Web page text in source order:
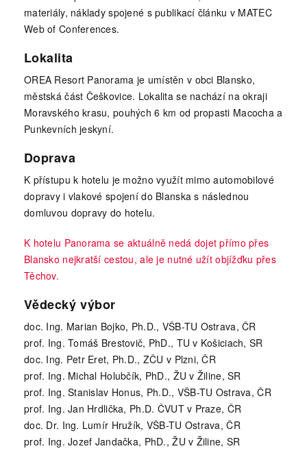
materiály, náklady spojené s publikací článku v MATEC
Web of Conferences.
Lokalita
OREA Resort Panorama je umístěn v obci Blansko,
městská část Češkovice. Lokalita se nachází na okraji
Moravského krasu, pouhých 6 km od propasti Macocha a
Punkevních jeskyní.
Doprava
K přístupu k hotelu je možno využít mimo automobilové
dopravy i vlakové spojení do Blanska s následnou
domluvou dopravy do hotelu.
K hotelu Panorama se aktuálně nedá dojet přímo přes
Blansko nejkratší cestou, ale je nutné užít objížďku přes
Těchov.
Vědecký výbor
doc. Ing. Marian Bojko, Ph.D., VŠB-TU Ostrava, ČR
prof. Ing. Tomáš Brestovič, PhD., TU v Košiciach, SR
doc. Ing. Petr Eret, Ph.D., ZČU v Plzni, ČR
prof. Ing. Michal Holubčík, PhD., ŽU v Žiline, SR
prof. Ing. Stanislav Honus, Ph.D., VŠB-TU Ostrava, ČR
prof. Ing. Jan Hrdlička, Ph.D. ČVUT v Praze, ČR
doc. Dr. Ing. Lumír Hružík, VŠB-TU Ostrava, ČR
prof. Ing. Jozef Jandačka, PhD., ŽU v Žiline, SR